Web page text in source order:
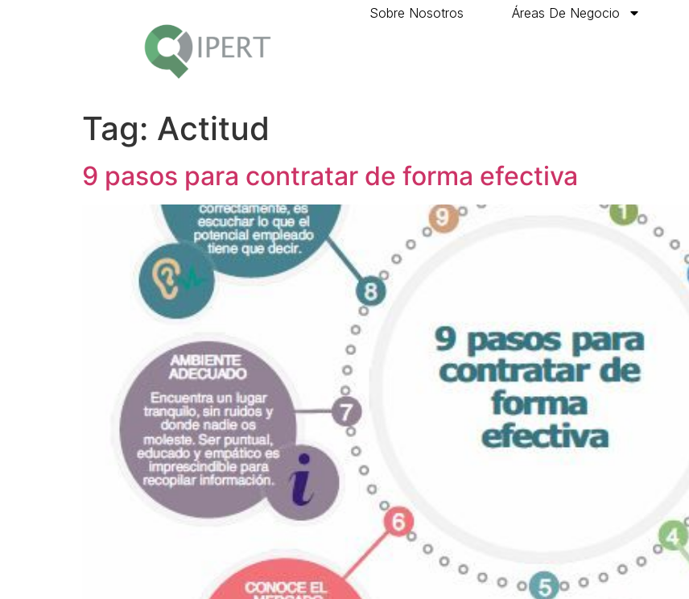
Sobre Nosotros Áreas De Negocio
Tag: Actitud
9 pasos para contratar de forma efectiva